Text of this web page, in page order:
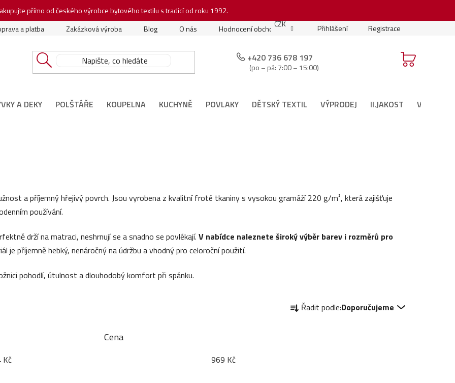
přímo od českého výrobce bytového textilu s tradicí od roku 1992.
a platba
Zakázková výroba Blog O nás Hodnocení obchodu Moje objednávka Podmínky soutěže
CZK Přihlášení Registrace
+420 736 678 197
(po – pá: 7:00 – 15:00)
A DEKY POLŠTÁŘE KOUPELNA KUCHYNĚ POVLAKY DĚTSKÝ TEXTIL VÝPRODEJ II.JAKOST VÁNOČNÍ
a příjemný hřejivý povrch. Jsou vyrobena z kvalitní froté tkaniny s vysokou gramáží 220 g/m², která zajišťuje
používání.
drží na matraci, neshrnují se a snadno se povlékají.V nabídce naleznete široký výběr barev i rozměrů pro
je příjemně hebký, nenáročný na údržbu a vhodný pro celoroční použití.
pohodlí, útulnost a dlouhodobý komfort při spánku.
a Řadit podle:Doporučujeme
Cena
Kč 969 Kč